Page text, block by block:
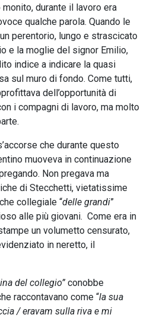
durante il lavoro era
qualche parola. Quando le
perentorio, lungo e strascicato
e la moglie del signor Emilio,
indice a indicare la quasi
sul muro di fondo. Come tutti,
dell’opportunità di
i compagni di lavoro, ma molto
che durante questo
muoveva in continuazione
Non pregava ma
di Stecchetti, vietatissime
collegiale “delle grandi”
alle più giovani. Come era in
un volumetto censurato,
in neretto, il
del collegio” conobbe
raccontavano come “la sua
/ eravam sulla riva e mi